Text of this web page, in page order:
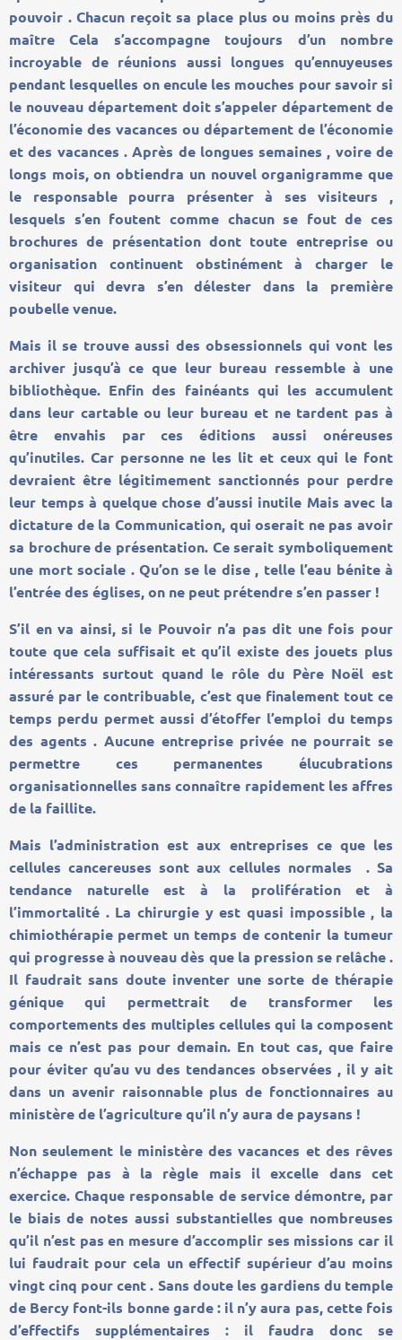
pouvoir . Chacun reçoit sa place plus ou moins près du
maître Cela s’accompagne toujours d’un nombre
incroyable de réunions aussi longues qu’ennuyeuses
pendant lesquelles on encule les mouches pour savoir si
le nouveau département doit s’appeler département de
l’économie des vacances ou département de l’économie
et des vacances . Après de longues semaines , voire de
longs mois, on obtiendra un nouvel organigramme que
le responsable pourra présenter à ses visiteurs ,
lesquels s’en foutent comme chacun se fout de ces
brochures de présentation dont toute entreprise ou
organisation continuent obstinément à charger le
visiteur qui devra s’en délester dans la première
poubelle venue.
Mais il se trouve aussi des obsessionnels qui vont les
archiver jusqu’à ce que leur bureau ressemble à une
bibliothèque. Enfin des fainéants qui les accumulent
dans leur cartable ou leur bureau et ne tardent pas à
être envahis par ces éditions aussi onéreuses
qu’inutiles. Car personne ne les lit et ceux qui le font
devraient être légitimement sanctionnés pour perdre
leur temps à quelque chose d’aussi inutile Mais avec la
dictature de la Communication, qui oserait ne pas avoir
sa brochure de présentation. Ce serait symboliquement
une mort sociale . Qu’on se le dise , telle l’eau bénite à
l’entrée des églises, on ne peut prétendre s’en passer !
S’il en va ainsi, si le Pouvoir n’a pas dit une fois pour
toute que cela suffisait et qu’il existe des jouets plus
intéressants surtout quand le rôle du Père Noël est
assuré par le contribuable, c’est que finalement tout ce
temps perdu permet aussi d’étoffer l’emploi du temps
des agents . Aucune entreprise privée ne pourrait se
permettre ces permanentes élucubrations
organisationnelles sans connaître rapidement les affres
de la faillite.
Mais l’administration est aux entreprises ce que les
cellules cancereuses sont aux cellules normales . Sa
tendance naturelle est à la prolifération et à
l’immortalité . La chirurgie y est quasi impossible , la
chimiothérapie permet un temps de contenir la tumeur
qui progresse à nouveau dès que la pression se relâche .
Il faudrait sans doute inventer une sorte de thérapie
génique qui permettrait de transformer les
comportements des multiples cellules qui la composent
mais ce n’est pas pour demain. En tout cas, que faire
pour éviter qu’au vu des tendances observées , il y ait
dans un avenir raisonnable plus de fonctionnaires au
ministère de l’agriculture qu’il n’y aura de paysans !
Non seulement le ministère des vacances et des rêves
n’échappe pas à la règle mais il excelle dans cet
exercice. Chaque responsable de service démontre, par
le biais de notes aussi substantielles que nombreuses
qu’il n’est pas en mesure d’accomplir ses missions car il
lui faudrait pour cela un effectif supérieur d’au moins
vingt cinq pour cent . Sans doute les gardiens du temple
de Bercy font-ils bonne garde : il n’y aura pas, cette fois
d’effectifs supplémentaires : il faudra donc se